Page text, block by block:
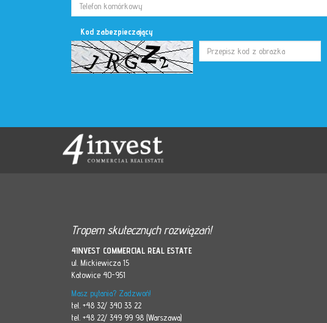
Kod zabezpieczający
Tropem skutecznych rozwiązań!
4INVEST COMMERCIAL REAL ESTATE
ul. Mickiewicza 15
Katowice 40-951
Masz pytania? Zadzwoń!
tel. +48 32/ 340 33 22
tel. +48 22/ 349 99 98 (Warszawa)